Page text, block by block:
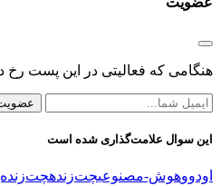
هنگامی که فعالیتی در این پست رخ
این سوال علامت‌گذاری شده است
اودووهوش-مصنوعیچت‌زنده